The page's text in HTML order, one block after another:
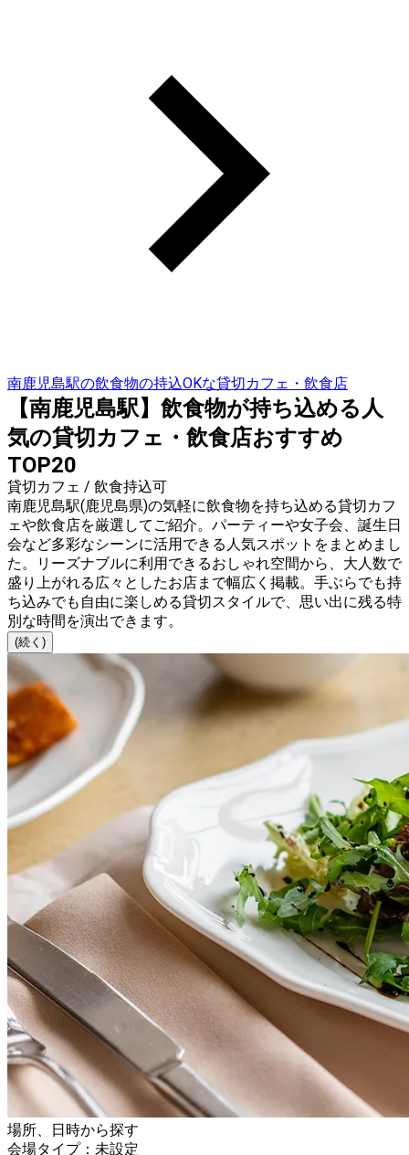
南鹿児島駅の飲食物の持込OKな貸切カフェ・飲食店
【南鹿児島駅】飲食物が持ち込める人
気の貸切カフェ・飲食店おすすめ
TOP20
貸切カフェ / 飲食持込可
南鹿児島駅(鹿児島県)の気軽に飲食物を持ち込める貸切カフ
ェや飲食店を厳選してご紹介。パーティーや女子会、誕生日
会など多彩なシーンに活用できる人気スポットをまとめまし
た。リーズナブルに利用できるおしゃれ空間から、大人数で
盛り上がれる広々としたお店まで幅広く掲載。手ぶらでも持
ち込みでも自由に楽しめる貸切スタイルで、思い出に残る特
別な時間を演出できます。
(続く)
場所、日時から探す
会場タイプ：未設定